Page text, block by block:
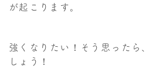
が起こります。
強くなりたい！そう思ったら
しょう！